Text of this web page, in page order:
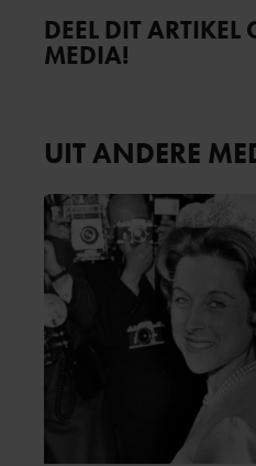
DEEL DIT ARTIKEL
MEDIA!
UIT ANDERE